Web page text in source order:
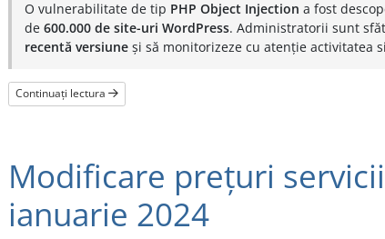
O vulnerabilitate de tip PHP Object Injection a fost
de 600.000 de site-uri WordPress. Administratorii sunt
recentă versiune și să monitorizeze cu atenție activitatea
Continuați lectura
Modificare prețuri
ianuarie 2024